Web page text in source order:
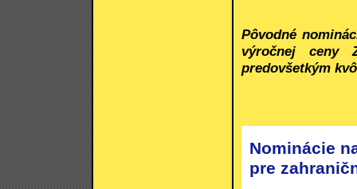
Pôvodné
výročnej ceny
predovšetkým
Nominácie
pre